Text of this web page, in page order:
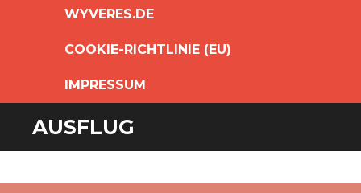
SPRINGEN
WYVERES.DE
COOKIE-RICHTLINIE (EU)
IMPRESSUM
AUSFLUG